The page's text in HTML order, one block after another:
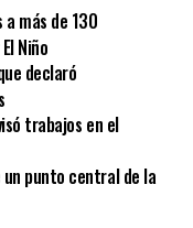
a más de 130
Niño
declaró
trabajos en el
punto central de la